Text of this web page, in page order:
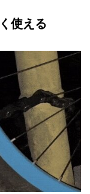
使える